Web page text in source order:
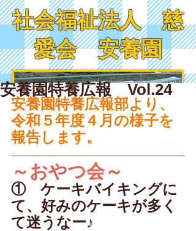
社会福祉法人 慈
愛会 安養園
安養園特養広報 Vol.24
安養園特養広報部より、
令和５年度４月の様子を
報告します。
～おやつ会～
①　ケーキバイキングに
て、好みのケーキが多く
て迷うなー♪